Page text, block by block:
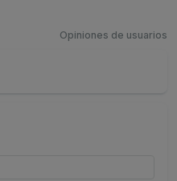
Opiniones de usuarios